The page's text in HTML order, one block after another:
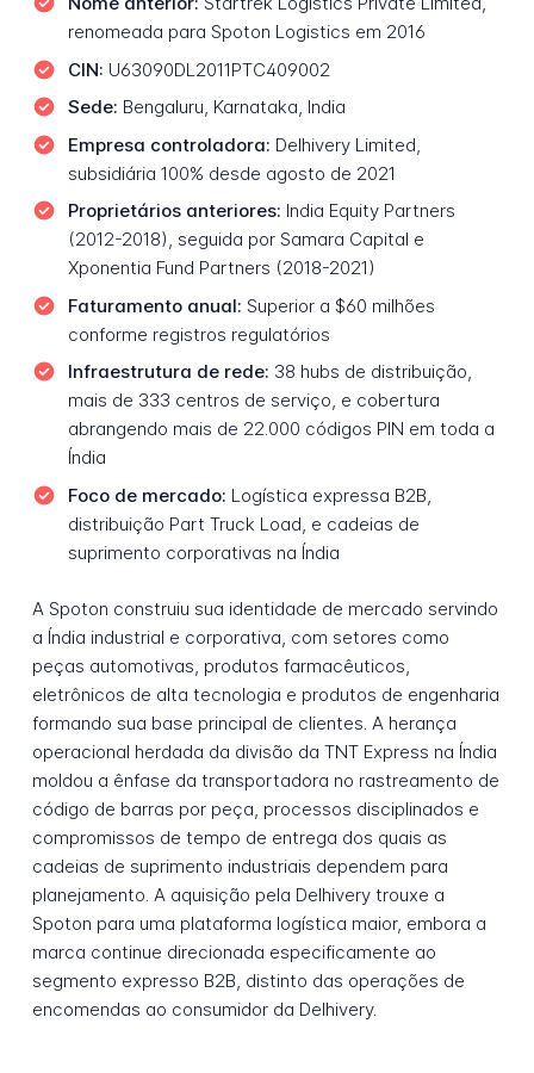
renomeada para Spoton Logistics em 2016
CIN: U63090DL2011PTC409002
Sede: Bengaluru, Karnataka, India
Empresa controladora: Delhivery Limited,
subsidiária 100% desde agosto de 2021
Proprietários anteriores: India Equity Partners
(2012-2018), seguida por Samara Capital e
Xponentia Fund Partners (2018-2021)
Faturamento anual: Superior a $60 milhões
conforme registros regulatórios
Infraestrutura de rede: 38 hubs de distribuição,
mais de 333 centros de serviço, e cobertura
abrangendo mais de 22.000 códigos PIN em toda a
Índia
Foco de mercado: Logística expressa B2B,
distribuição Part Truck Load, e cadeias de
suprimento corporativas na Índia
A Spoton construiu sua identidade de mercado servindo
a Índia industrial e corporativa, com setores como
peças automotivas, produtos farmacêuticos,
eletrônicos de alta tecnologia e produtos de engenharia
formando sua base principal de clientes. A herança
operacional herdada da divisão da TNT Express na Índia
moldou a ênfase da transportadora no rastreamento de
código de barras por peça, processos disciplinados e
compromissos de tempo de entrega dos quais as
cadeias de suprimento industriais dependem para
planejamento. A aquisição pela Delhivery trouxe a
Spoton para uma plataforma logística maior, embora a
marca continue direcionada especificamente ao
segmento expresso B2B, distinto das operações de
encomendas ao consumidor da Delhivery.